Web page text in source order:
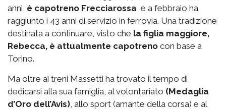
anni, è capotreno Frecciarossa e a febbraio ha
raggiunto i 43 anni di servizio in ferrovia. Una tradizione
destinata a continuare, visto che la figlia maggiore,
Rebecca, è attualmente capotreno con base a
Torino.
Ma oltre ai treni Massetti ha trovato il tempo di
dedicarsi alla sua famiglia, al volontariato (Medaglia
d’Oro dell’Avis), allo sport (amante della corsa) e al